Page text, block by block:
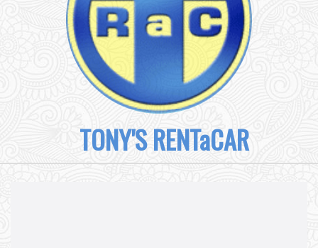
TONY'S RENTaCAR